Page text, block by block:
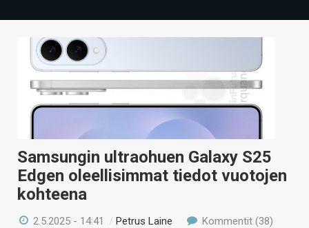
TECHBBS
TIETOA
HINTA.FI
KAUPPA
VAIHDA TEEMA
Samsungin ultraohuen Galaxy S25
Edgen oleellisimmat tiedot vuotojen
kohteena
2.5.2025 - 14:41 /Petrus Laine Kommentit (38)